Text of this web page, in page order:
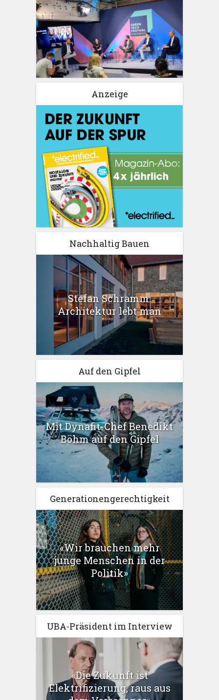
Anzeige
Nachhaltig Bauen
Stefan Schramm:
Architektur lebt man
Auf den Gipfel
Mit Dynafit-Chef Benedikt
Böhm auf den Gipfel
Generationengerechtigkeit
«Wir brauchen mehr
junge Menschen in der
Politik»
UBA-Präsident im Interview
«Die Zukunft ist
Elektrifizierung, raus aus